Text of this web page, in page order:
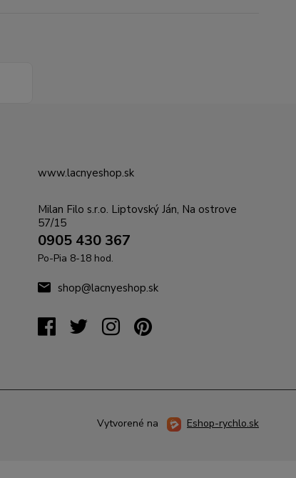
www.lacnyeshop.sk
Milan Filo s.r.o. Liptovský Ján, Na ostrove
57/15
0905 430 367
Po-Pia 8-18 hod.
shop@lacnyeshop.sk
Vytvorené na Eshop-rychlo.sk